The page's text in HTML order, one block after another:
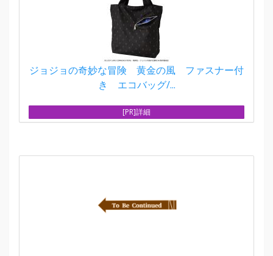
ジョジョの奇妙な冒険 黄金の風 ファスナー付
き エコバッグ/...
[PR]詳細